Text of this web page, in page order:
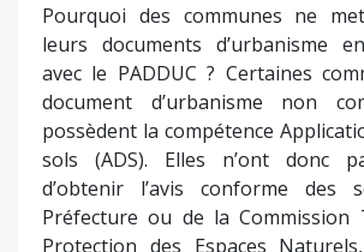
Pourquoi des communes ne
leurs documents d’urbanisme
avec le PADDUC ? Certaines
document d’urbanisme non
possèdent la compétence
sols (ADS). Elles n’ont donc
d’obtenir l’avis conforme des
Préfecture ou de la Commission
Protection des Espaces